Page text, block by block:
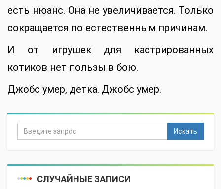
есть нюанс. Она не увеличивается. Только
сокращается по естественным причинам.
И от игрушек для кастрированных
котиков нет пользы в бою.
Джобс умер, детка. Джобс умер.
Искать
СЛУЧАЙНЫЕ ЗАПИСИ